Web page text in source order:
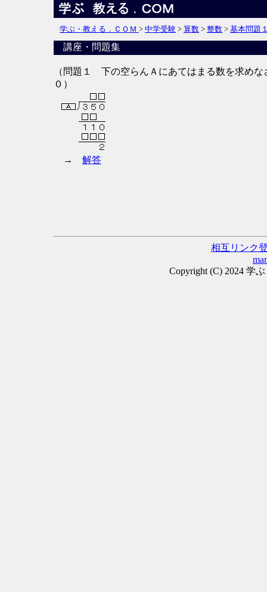
学ぶ・教える．ＣＯＭ > 中学受験 > 算数 > 整数 > 基本問題
講座・問題集
（問題１
０）
下の空らんＡにあてはまる数を求めな
→ 解答
相互リンク
Copyright (C) 2024 学